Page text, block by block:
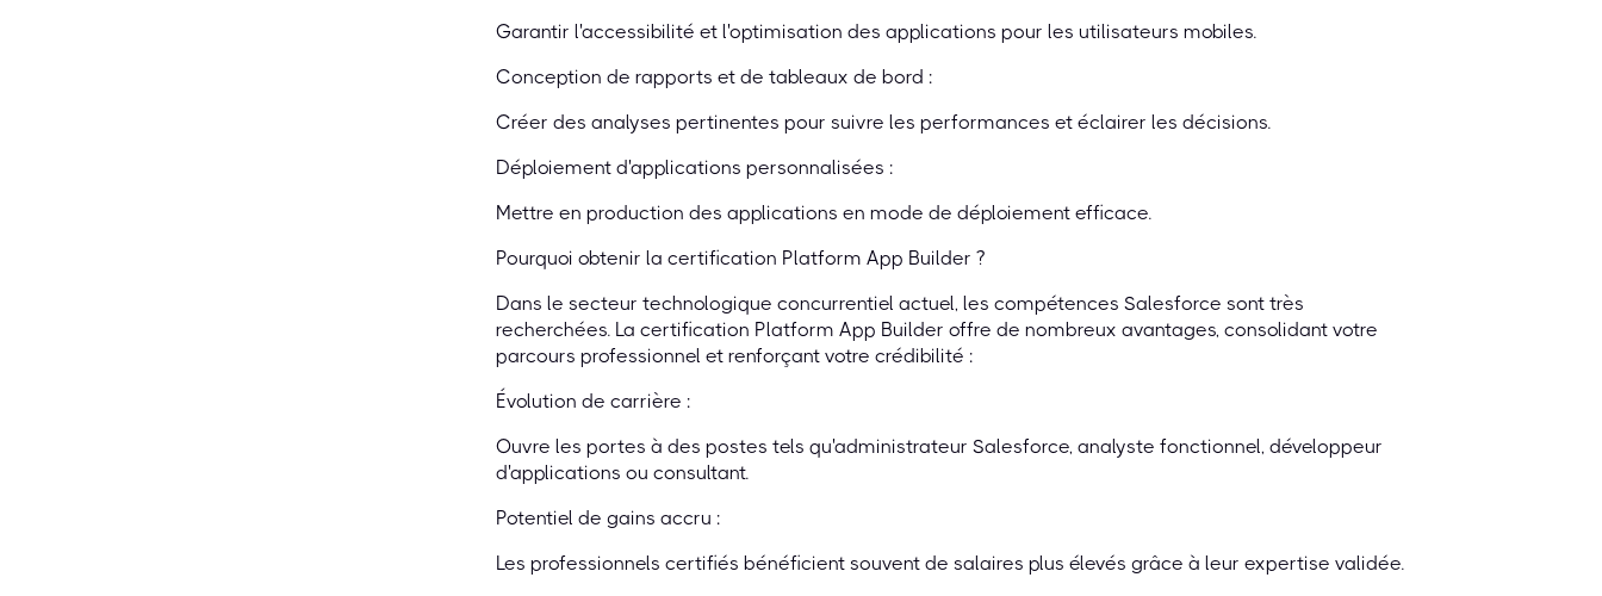
Garantir l'accessibilité et l'optimisation des applications pour les utilisateurs mobiles.
Conception de rapports et de tableaux de bord :
Créer des analyses pertinentes pour suivre les performances et éclairer les décisions.
Déploiement d'applications personnalisées :
Mettre en production des applications en mode de déploiement efficace.
Pourquoi obtenir la certification Platform App Builder ?
Dans le secteur technologique concurrentiel actuel, les compétences Salesforce sont très
recherchées. La certification Platform App Builder offre de nombreux avantages, consolidant votre
parcours professionnel et renforçant votre crédibilité :
Évolution de carrière :
Ouvre les portes à des postes tels qu'administrateur Salesforce, analyste fonctionnel, développeur
d'applications ou consultant.
Potentiel de gains accru :
Les professionnels certifiés bénéficient souvent de salaires plus élevés grâce à leur expertise validée.